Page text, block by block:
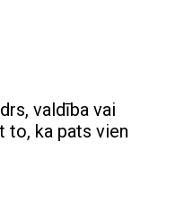
valdība vai
to, ka pats vien